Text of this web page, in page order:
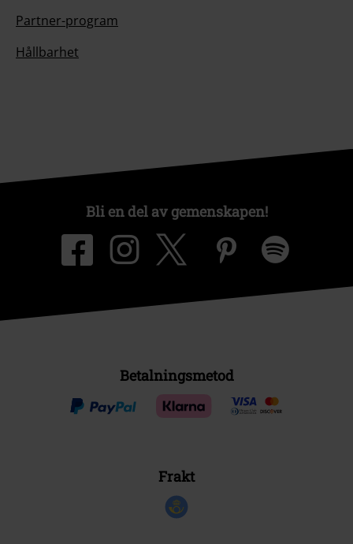
Partner-program
Hållbarhet
Bli en del av gemenskapen!
Betalningsmetod
Frakt